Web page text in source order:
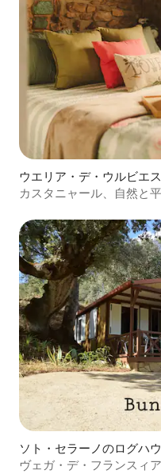
ウエリア・デ・ウルビエ
カスタニャール、自然と
ソト・セラーノのログハ
ヴェガ・デ・フランスィ